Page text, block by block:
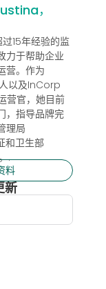
，
15年经验的监
力于帮助企业
营。作为
以及InCorp
营官，她目前
，指导品牌完
理局
和卫生部
.
料
新